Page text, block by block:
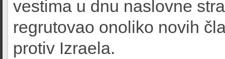
vestima u dnu naslovne
regrutovao onoliko novih
protiv Izraela.